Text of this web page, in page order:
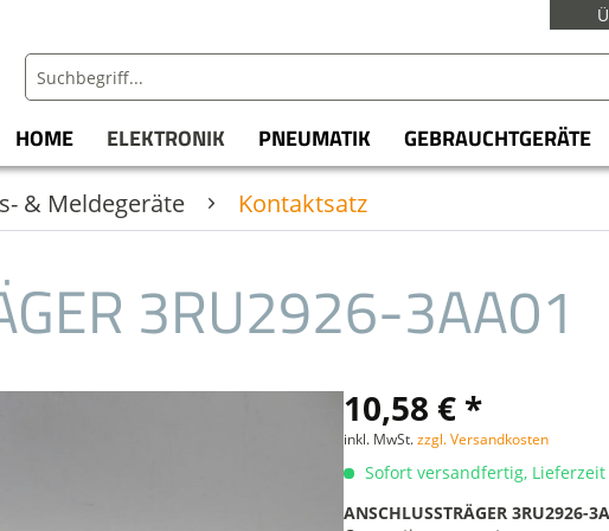
HOME ELEKTRONIK PNEUMATIK GEBRAUCHTGERÄTE
& Meldegeräte Kontaktsatz
3RU2926-3AA01
10,58 € *
inkl. MwSt.zzgl. Versandkosten
Sofort versandfertig, Lieferzeit
ANSCHLUSSTRÄGER 3RU2926-